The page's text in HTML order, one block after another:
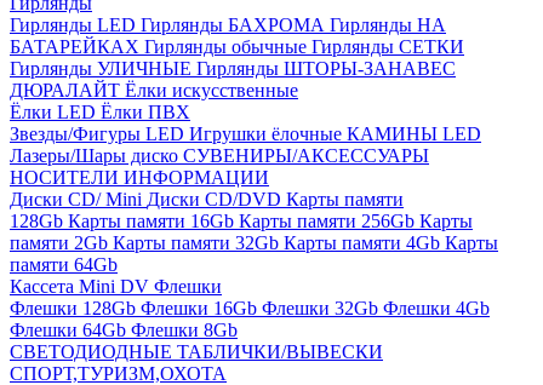
Гирлянды LED Гирлянды БАХРОМА Гирлянды НА
БАТАРЕЙКАХ Гирлянды обычные Гирлянды СЕТКИ
Гирлянды УЛИЧНЫЕ Гирлянды ШТОРЫ-ЗАНАВЕС
ДЮРАЛАЙТ Ёлки искусственные
Ёлки LED Ёлки ПВХ
Звезды/Фигуры LED Игрушки ёлочные КАМИНЫ LED
Лазеры/Шары диско СУВЕНИРЫ/АКСЕССУАРЫ
НОСИТЕЛИ ИНФОРМАЦИИ
Диски CD/ Mini Диски CD/DVD Карты памяти
128Gb Карты памяти 16Gb Карты памяти 256Gb Карты
памяти 2Gb Карты памяти 32Gb Карты памяти 4Gb Карты
памяти 64Gb
Кассета Mini DV Флешки
Флешки 128Gb Флешки 16Gb Флешки 32Gb Флешки 4Gb
Флешки 64Gb Флешки 8Gb
СВЕТОДИОДНЫЕ ТАБЛИЧКИ/ВЫВЕСКИ
СПОРТ,ТУРИЗМ,ОХОТА